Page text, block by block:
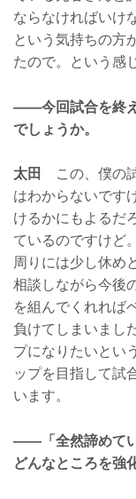
ならなければいけ
という気持ちの方
たので。という感
——今回試合を終
でしょうか。
太田
この、僕の
はわからないです
けるかにもよるだ
ているのですけど
周りには少し休め
相談しながら今後
を組んでくれれば
負けてしまいまし
プになりたいとい
ップを目指して試
います。
——「全然諦めて
どんなところを強